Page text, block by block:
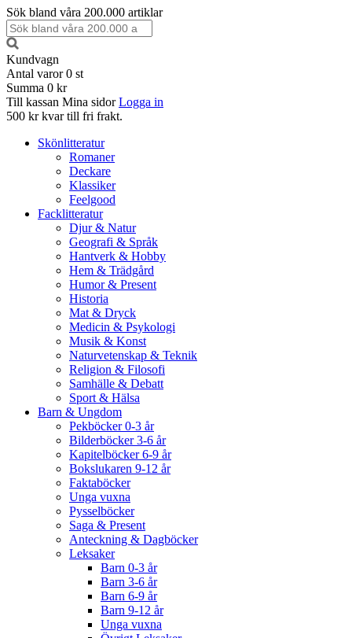
Sök bland våra 200.000 artiklar
Kundvagn
Antal varor 0 st
Summa 0 kr
Till kassan Mina sidor Logga in
500 kr kvar till fri frakt.
Skönlitteratur
Romaner
Deckare
Klassiker
Feelgood
Facklitteratur
Djur & Natur
Geografi & Språk
Hantverk & Hobby
Hem & Trädgård
Humor & Present
Historia
Mat & Dryck
Medicin & Psykologi
Musik & Konst
Naturvetenskap & Teknik
Religion & Filosofi
Samhälle & Debatt
Sport & Hälsa
Barn & Ungdom
Pekböcker 0-3 år
Bilderböcker 3-6 år
Kapitelböcker 6-9 år
Bokslukaren 9-12 år
Faktaböcker
Unga vuxna
Pysselböcker
Saga & Present
Anteckning & Dagböcker
Leksaker
Barn 0-3 år
Barn 3-6 år
Barn 6-9 år
Barn 9-12 år
Unga vuxna